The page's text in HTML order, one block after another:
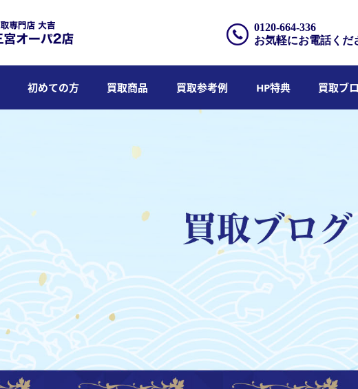
0120-664-336
お気軽にお電話くだ
初めての方 買取商品 買取参考例 HP特典 買取ブ